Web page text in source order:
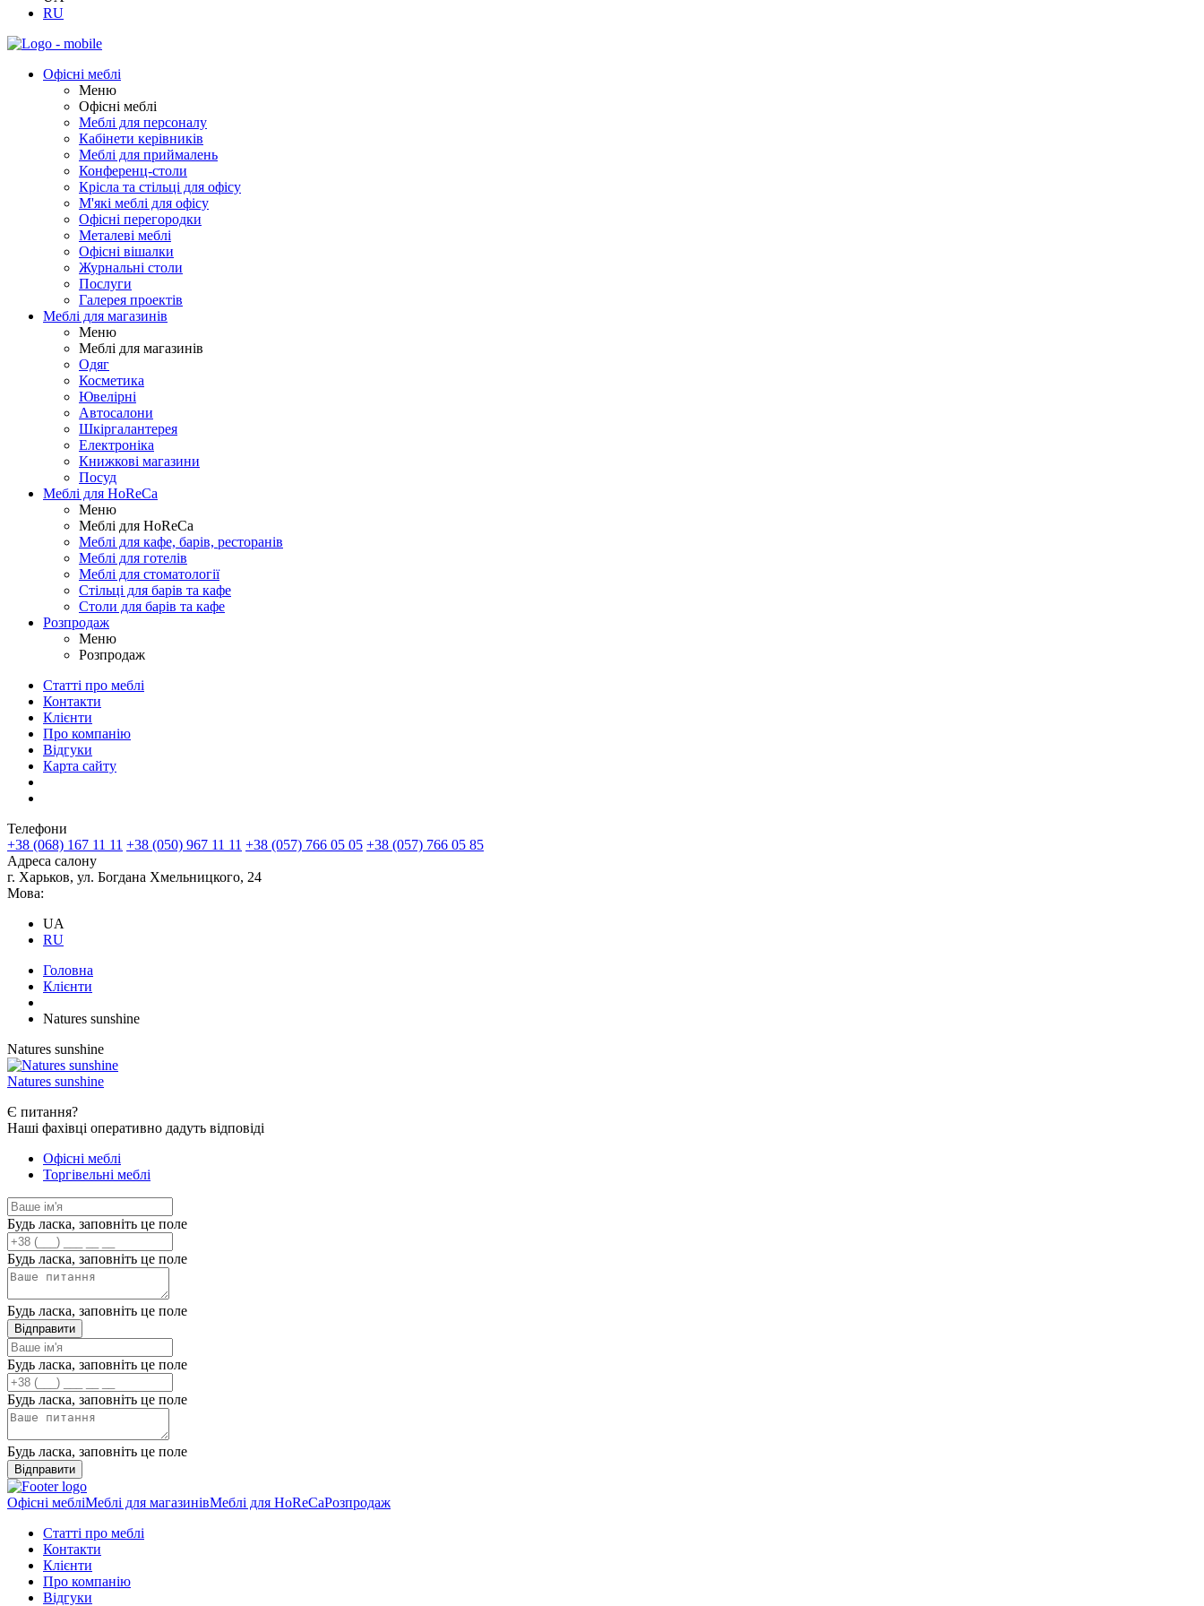
RU
Офісні меблі
Меню
Офісні меблі
Меблі для персоналу
Кабінети керівників
Меблі для приймалень
Конференц-столи
Крісла та стільці для офісу
М'які меблі для офісу
Офісні перегородки
Металеві меблі
Офісні вішалки
Журнальні столи
Послуги
Галерея проектів
Меблі для магазинів
Меню
Меблі для магазинів
Одяг
Косметика
Ювелірні
Автосалони
Шкіргалантерея
Електроніка
Книжкові магазини
Посуд
Меблі для HoReCa
Меню
Меблі для HoReCa
Меблі для кафе, барів, ресторанів
Меблі для готелів
Меблі для стоматології
Стільці для барів та кафе
Столи для барів та кафе
Розпродаж
Меню
Розпродаж
Статті про меблі
Контакти
Клієнти
Про компанію
Відгуки
Карта сайту
Телефони
+38 (068) 167 11 11 +38 (050) 967 11 11 +38 (057) 766 05 05 +38 (057) 766 05 85
Адреса салону
г. Харьков, ул. Богдана Хмельницкого, 24
Мова:
UA
RU
Головна
Клієнти
Natures sunshine
Natures sunshine
Natures sunshine
Є питання?
Наші фахівці оперативно дадуть відповіді
Офісні меблі
Торгівельні меблі
Будь ласка, заповніть це поле
Будь ласка, заповніть це поле
Будь ласка, заповніть це поле
Відправити
Будь ласка, заповніть це поле
Будь ласка, заповніть це поле
Будь ласка, заповніть це поле
Відправити
Офісні мебліМеблі для магазинівМеблі для HoReCaРозпродаж
Статті про меблі
Контакти
Клієнти
Про компанію
Відгуки